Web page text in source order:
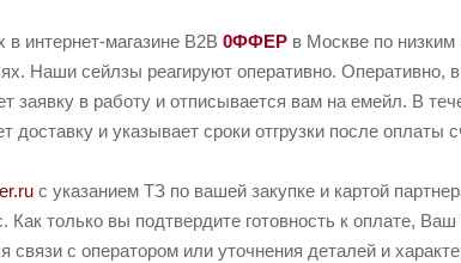
интернет-магазине B2B 0ФФЕР в Москве по
Наши сейлзы реагируют оперативно. Оперативно,
заявку в работу и отписывается вам на емейл. В
доставку и указывает сроки отгрузки после оплаты
с указанием ТЗ по вашей закупке и картой
только вы подтвердите готовность к оплате,
связи с оператором или уточнения деталей и